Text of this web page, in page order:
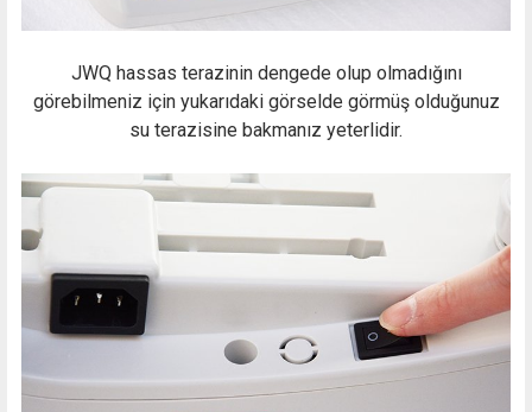
JWQ hassas terazinin dengede olup olmadığını
görebilmeniz için yukarıdaki görselde görmüş olduğunuz
su terazisine bakmanız yeterlidir.